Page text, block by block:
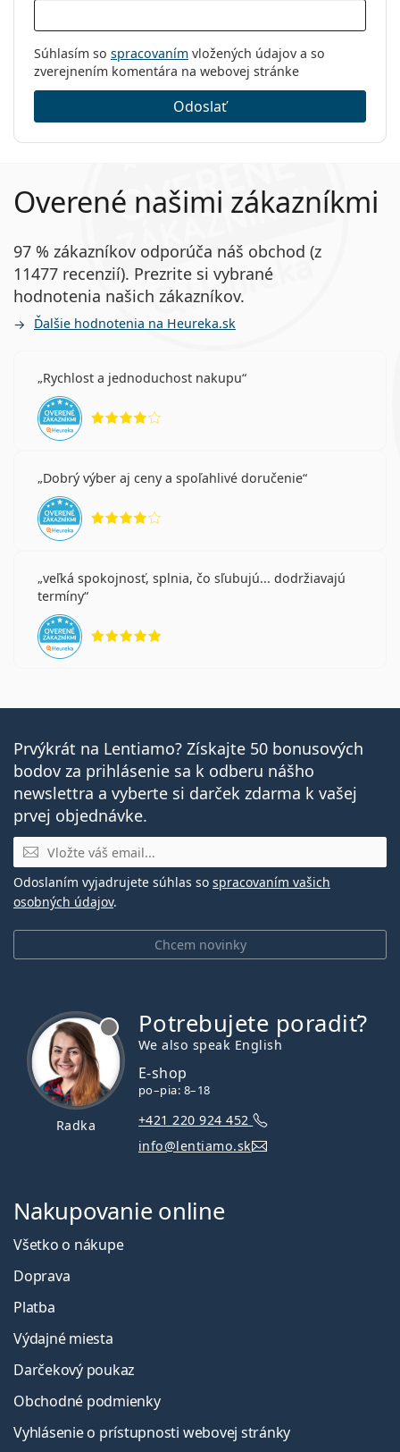
Súhlasím so spracovaním vložených údajov a so
zverejnením komentára na webovej stránke
Odoslať
Overené našimi zákazníkmi
97 % zákazníkov odporúča náš obchod (z
11477 recenzií). Prezrite si vybrané
hodnotenia našich zákazníkov.
Ďalšie hodnotenia na Heureka.sk
Rychlost a jednoduchost nakupu
Dobrý výber aj ceny a spoľahlivé doručenie
veľká spokojnosť, splnia, čo sľubujú... dodržiavajú
termíny
Prvýkrát na Lentiamo? Získajte 50 bonusových
bodov za prihlásenie sa k odberu nášho
newslettra a vyberte si darček zdarma k vašej
prvej objednávke.
E-mail
Chcem novinky
Odoslaním vyjadrujete súhlas so spracovaním vašich
osobných údajov.
Radka
Potrebujete poradiť?
We also speak English
E-shop
po–pia: 8–18
+421 220 924 452
info@lentiamo.sk
Nakupovanie online
Všetko o nákupe
Doprava
Platba
Výdajné miesta
Darčekový poukaz
Obchodné podmienky
Vyhlásenie o prístupnosti webovej stránky